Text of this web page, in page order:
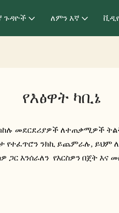
ጉዳዮች ለምን እኛ
የእፅዋት ካቢኔ
መደርደሪያዎች ለተጠቃሚዎች
የተፈጥሮን ንክኪ ይጨምራሉ, ይህም
እንሰራለን የእርስዎን በጀት እና